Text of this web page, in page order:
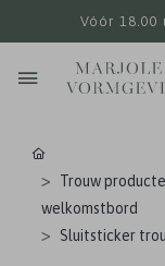
Vóór 18.00
Trouw
welkomstbord
Sluitsticker